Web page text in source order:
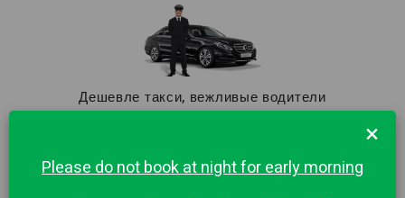
Дешевле такси, вежливые водители
ожидания и встреча в аэропорту включены
×
Please do not book at night for early morning